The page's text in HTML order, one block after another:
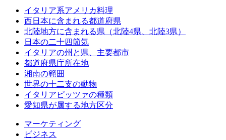
イタリア系アメリカ料理
西日本に含まれる都道府県
北陸地方に含まれる県（北陸4県、北陸3県）
日本の二十四節気
イタリアの州と県、主要都市
都道府県庁所在地
湘南の範囲
世界の十二支の動物
イタリアピッツァの種類
愛知県が属する地方区分
マーケティング
ビジネス